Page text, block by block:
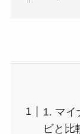
1. マイ
ビと比